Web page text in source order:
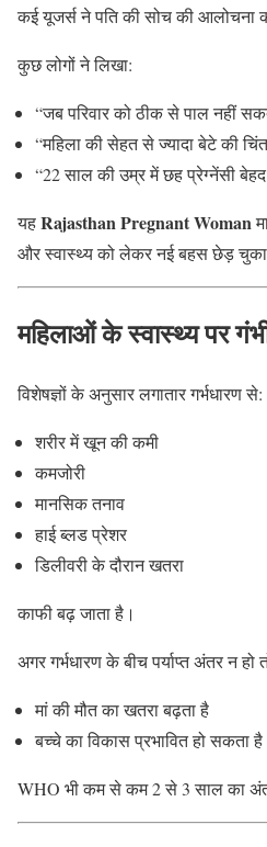
कई यूजर्स ने पति की सोच की आलोचना
कुछ लोगों ने लिखा:
“जब परिवार को ठीक से पाल नहीं
“महिला की सेहत से ज्यादा बेटे की
“22 साल की उम्र में छह प्रेग्नेंसी
यहRajasthan Pregnant Woman
और स्वास्थ्य को लेकर नई बहस छेड़
महिलाओं के स्वास्थ्य पर
विशेषज्ञों के अनुसार लगातार गर्भधारण से:
शरीर में खून की कमी
कमजोरी
मानसिक तनाव
हाई ब्लड प्रेशर
डिलीवरी के दौरान खतरा
काफी बढ़ जाता है।
अगर गर्भधारण के बीच पर्याप्त अंतर न हो
मां की मौत का खतरा बढ़ता है
बच्चे का विकास प्रभावित हो सकता है
WHO भी कम से कम 2 से 3 साल का